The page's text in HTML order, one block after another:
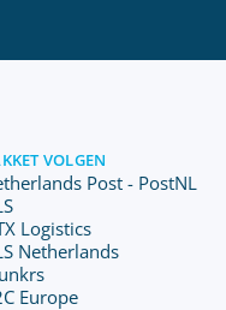
VOLGEN
Post - PostNL
Logistics
Netherlands
Europe